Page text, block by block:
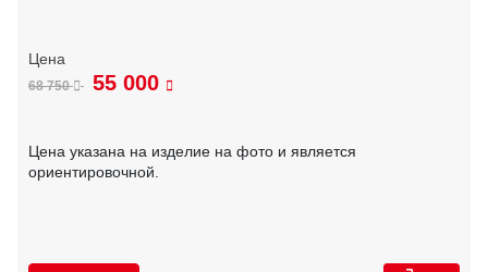
68 750 55 000
Цена указана на изделие на фото и является
ориентировочной.